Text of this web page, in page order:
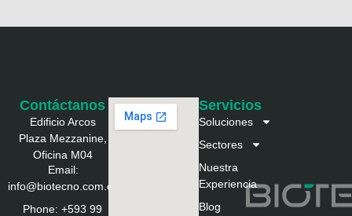
Servicios
Soluciones
Sectores
Nuestra
Experiencia
Blog
Contáctanos
Edificio Arcos
Plaza Mezzanine,
Oficina M04
Email:
info@biotecno.com.ec
Phone: +593 99